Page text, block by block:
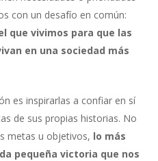
con un desafío en común:
que vivimos para que las
en una sociedad más
es inspirarlas a confiar en sí
de sus propias historias. No
metas u objetivos, lo más
pequeña victoria que nos